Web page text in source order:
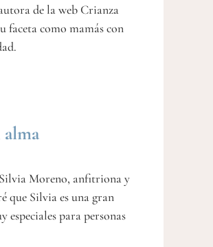
de la web Crianza
faceta como mamás con
Moreno, anfitriona y
que Silvia es una gran
especiales para personas